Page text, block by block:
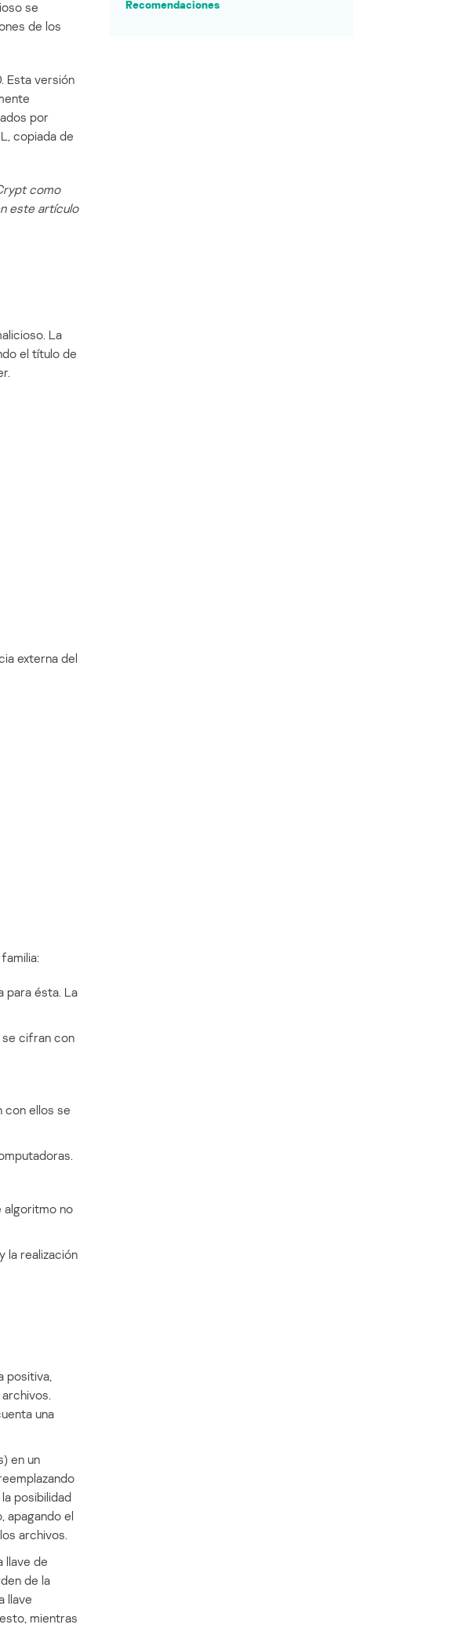
se
de los
Esta versión
por
copiada de
como
este artículo
La
el título de
externa del
para ésta. La
se cifran con
con ellos se
algoritmo no
la realización
positiva,
una
en un
posibilidad
apagando el
archivos.
llave de
de la
llave
mientras
Recomendaciones